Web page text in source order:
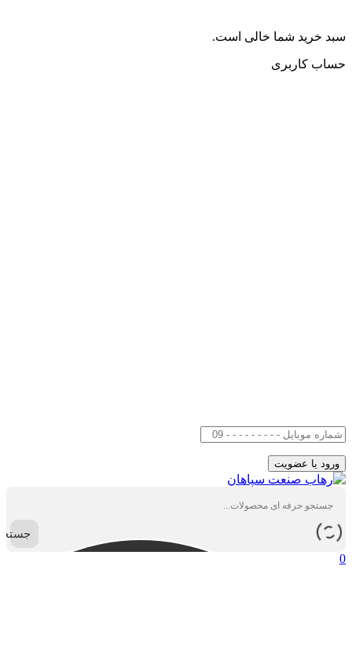
سبد خرید شما خالی است.
حساب کاربری
0